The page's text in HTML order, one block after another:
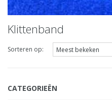
Klittenband
Sorteren op:
CATEGORIEËN